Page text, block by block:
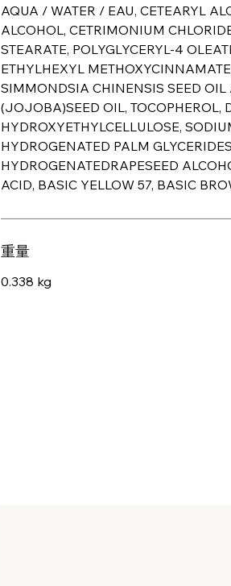
AQUA / WATER / EAU, CETEARYL
ALCOHOL, CETRIMONIUM
STEARATE, POLYGLYCERYL-4
ETHYLHEXYL
SIMMONDSIA CHINENSIS SEED
(JOJOBA)SEED OIL, TOCOPHEROL,
HYDROXYETHYLCELLULOSE,
HYDROGENATED PALM
HYDROGENATEDRAPESEED
ACID, BASIC YELLOW 57, BASIC
重量
0.338 kg